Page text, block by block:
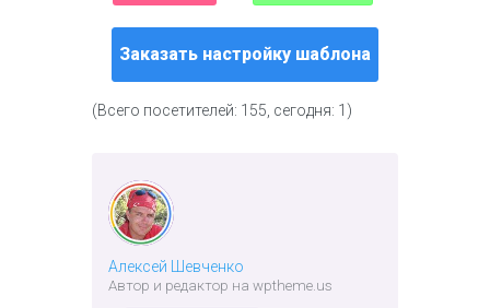
Заказать настройку шаблона
(Всего посетителей: 155, сегодня: 1)
Алексей Шевченко
Автор и редактор на wptheme.us